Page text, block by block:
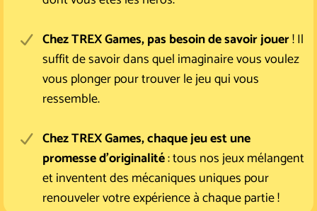
Chez TREX Games, pas besoin de savoir jouer! Il
suffit de savoir dans quel imaginaire vous voulez
vous plonger pour trouver le jeu qui vous
ressemble.
Chez TREX Games, chaque jeu est une
promesse d'originalité: tous nos jeux mélangent
et inventent des mécaniques uniques pour
renouveler votre expérience à chaque partie !